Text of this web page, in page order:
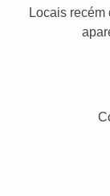
Locais recém